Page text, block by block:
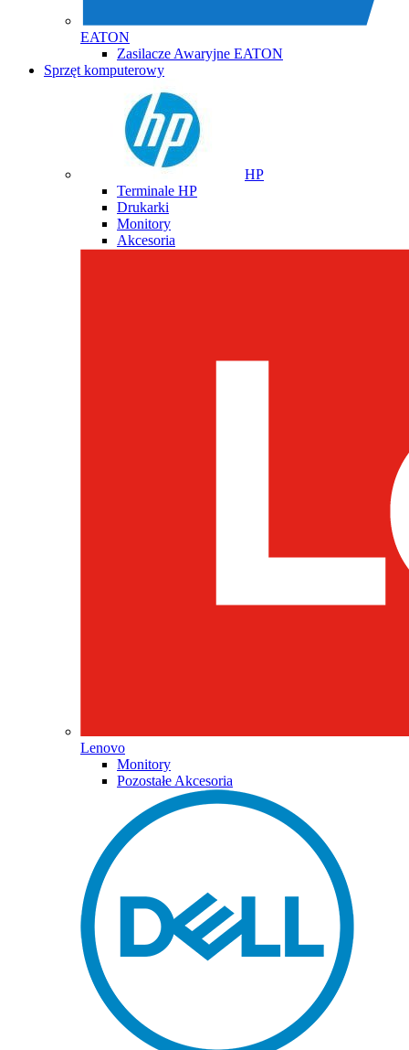
EATON
Zasilacze Awaryjne EATON
Sprzęt komputerowy
HP
Terminale HP
Drukarki
Monitory
Akcesoria
Lenovo
Monitory
Pozostałe Akcesoria